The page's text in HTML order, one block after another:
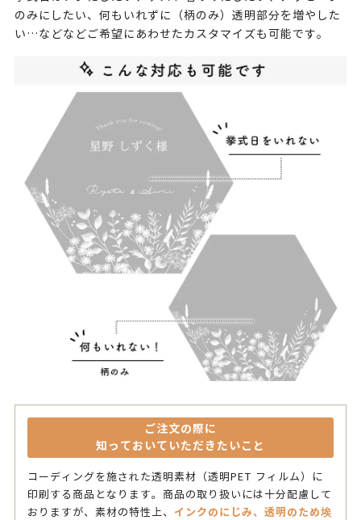
のみにしたい、何もいれずに（柄のみ）透明部分を増やした
い…などなどご希望にあわせたカスタマイズも可能です。
ご注文の際に
知っておいていただきたいこと
コーディングを施された透明素材（透明PET フィルム）に
印刷する商品となります。商品の取り扱いには十分配慮して
おりますが、素材の特性上、 インクのにじみ、透明のため埃